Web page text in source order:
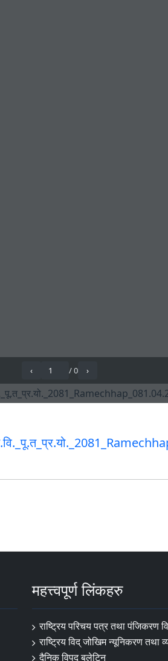
महत्त्वपूर्ण लिंकहरु
राष्ट्रिय परिचय पत्र तथा पंजिकरण
राष्ट्रिय विद् जोखिम न्यूनिकरण तथा
दैनिक विपद् बुलेटिन